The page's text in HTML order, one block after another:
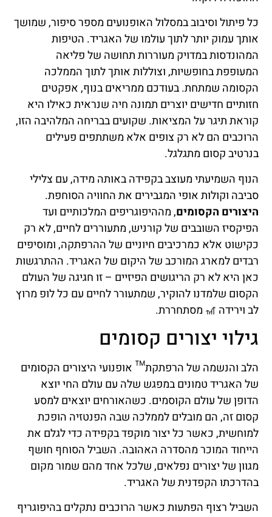
כל פיתול וסיבוב במסלול האופנועים מספר סיפור, שמושך
אותך עמוק יותר לתוך עולמו של האגריד. הטיפות
המהונדסות במדויק מעוררות תחושה של פליאה
המעופפת בחופשיות, וצוללות אותך לתוך הממלכה
הקסומה שמתחת. בעודכם ממריאים בנוף, אפקטים
חזותיים חדישים יוצרים תמונה חיה שנראית כאילו היא
קוראת תיגר על המציאות. שקועים בבריחה המלהיבה הזו,
הרוכבים הם לא רק צופים אלא משתתפים פעילים
בנרטיב קסום מתגלגל.
הנוף השמיעתי מעוצב בקפידה באותה מידה, עם צלילי
סביבה וקולות אופי המגבירים את החוויה הסוחפת.
היצורים הקסומים, מההיפוגריפים המלכותיים ועד
הפיקסיז השובבים של קורניש, מתעוררים לחיים, לא רק
כקישוט אלא כמרכיבים חיוניים של ההרפתקה, ומוסיפים
רבדים למארג המורכב של היקום של האגריד. ההתרגשות
כאן היא לא רק הריגושים הפיזיים – זו חגיגה של העולם
הקסום שלמדנו להוקיר, שמתעורר לחיים עם כל לופ מרוץ
לב וירידה 🎢 מסתחררת.
גילוי יצורים קסומים
הלב והנשמה של הרפתקת™ אופנועי היצורים הקסומים
של האגריד טמונים במפגש שלה עם עולם החי יוצא
הדופן של עולם הקוסמים. כשהאורחים יוצאים למסע
קסום זה, הם מובלים לממלכה שבה הפנטזיה הופכת
למוחשית, כאשר כל יצור מוקפד בקפידה כדי לגלם את
הייחוד המוכר מהסדרה האהובה. השביל הסוחף חושף
מגוון של יצורים נפלאים, שלכל אחד מהם שמור מקום
בהדרכתו הקפדנית של האגריד.
השביל רצוף הפתעות כאשר הרוכבים נתקלים בהיפוגריף